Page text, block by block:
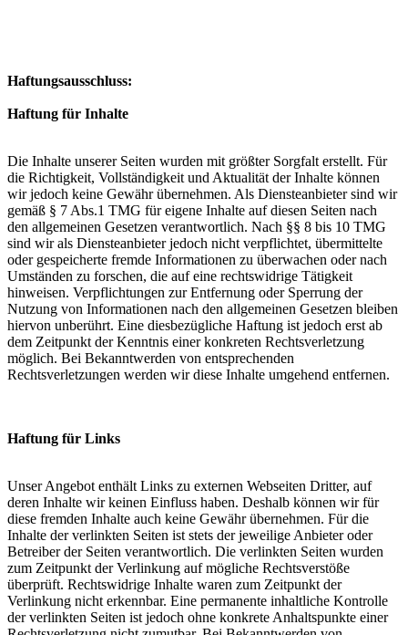
Haftungsausschluss:
Haftung für Inhalte
Die Inhalte unserer Seiten wurden mit größter Sorgfalt erstellt. Für
die Richtigkeit, Vollständigkeit und Aktualität der Inhalte können
wir jedoch keine Gewähr übernehmen. Als Diensteanbieter sind wir
gemäß § 7 Abs.1 TMG für eigene Inhalte auf diesen Seiten nach
den allgemeinen Gesetzen verantwortlich. Nach §§ 8 bis 10 TMG
sind wir als Diensteanbieter jedoch nicht verpflichtet, übermittelte
oder gespeicherte fremde Informationen zu überwachen oder nach
Umständen zu forschen, die auf eine rechtswidrige Tätigkeit
hinweisen. Verpflichtungen zur Entfernung oder Sperrung der
Nutzung von Informationen nach den allgemeinen Gesetzen bleiben
hiervon unberührt. Eine diesbezügliche Haftung ist jedoch erst ab
dem Zeitpunkt der Kenntnis einer konkreten Rechtsverletzung
möglich. Bei Bekanntwerden von entsprechenden
Rechtsverletzungen werden wir diese Inhalte umgehend entfernen.
Haftung für Links
Unser Angebot enthält Links zu externen Webseiten Dritter, auf
deren Inhalte wir keinen Einfluss haben. Deshalb können wir für
diese fremden Inhalte auch keine Gewähr übernehmen. Für die
Inhalte der verlinkten Seiten ist stets der jeweilige Anbieter oder
Betreiber der Seiten verantwortlich. Die verlinkten Seiten wurden
zum Zeitpunkt der Verlinkung auf mögliche Rechtsverstöße
überprüft. Rechtswidrige Inhalte waren zum Zeitpunkt der
Verlinkung nicht erkennbar. Eine permanente inhaltliche Kontrolle
der verlinkten Seiten ist jedoch ohne konkrete Anhaltspunkte einer